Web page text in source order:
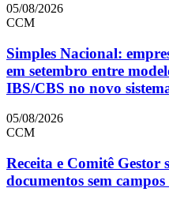
05/08/2026
CCM
Simples Nacional:
em setembro entre
IBS/CBS no novo
05/08/2026
CCM
Receita e Comitê Gestor
documentos sem